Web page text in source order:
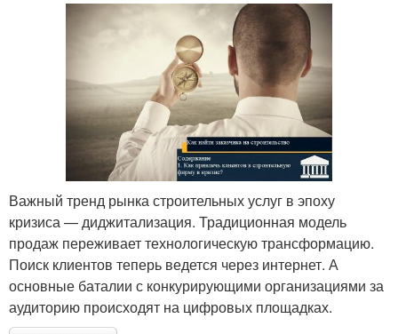
Важный тренд рынка строительных услуг в эпоху
кризиса — диджитализация. Традиционная модель
продаж переживает технологическую трансформацию.
Поиск клиентов теперь ведется через интернет. А
основные баталии с конкурирующими организациями за
аудиторию происходят на цифровых площадках.